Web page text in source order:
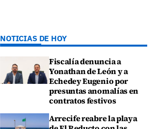
NOTICIAS DE HOY
Fiscalía denuncia a
Yonathan de León y a
Echedey Eugenio por
presuntas anomalías en
contratos festivos
Arrecife reabre la playa